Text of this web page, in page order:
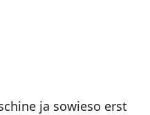
ja sowieso erst